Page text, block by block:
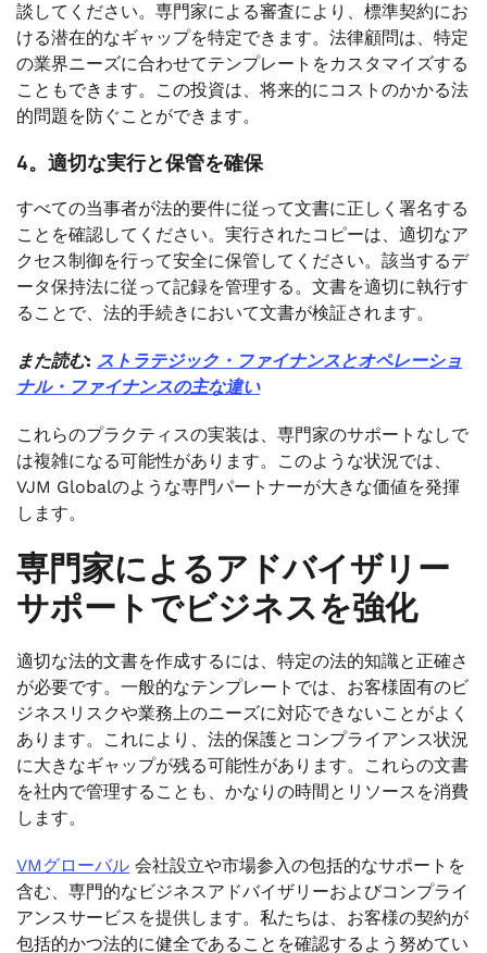
談してください。専門家による審査により、標準契約にお
ける潜在的なギャップを特定できます。法律顧問は、特定
の業界ニーズに合わせてテンプレートをカスタマイズする
こともできます。この投資は、将来的にコストのかかる法
的問題を防ぐことができます。
4。適切な実行と保管を確保
すべての当事者が法的要件に従って文書に正しく署名する
ことを確認してください。実行されたコピーは、適切なア
クセス制御を行って安全に保管してください。該当するデ
ータ保持法に従って記録を管理する。文書を適切に執行す
ることで、法的手続きにおいて文書が検証されます。
また読む: ストラテジック・ファイナンスとオペレーショ
ナル・ファイナンスの主な違い
これらのプラクティスの実装は、専門家のサポートなしで
は複雑になる可能性があります。このような状況では、
VJM Globalのような専門パートナーが大きな価値を発揮
します。
専門家によるアドバイザリー
サポートでビジネスを強化
適切な法的文書を作成するには、特定の法的知識と正確さ
が必要です。一般的なテンプレートでは、お客様固有のビ
ジネスリスクや業務上のニーズに対応できないことがよく
あります。これにより、法的保護とコンプライアンス状況
に大きなギャップが残る可能性があります。これらの文書
を社内で管理することも、かなりの時間とリソースを消費
します。
VMグローバル 会社設立や市場参入の包括的なサポートを
含む、専門的なビジネスアドバイザリーおよびコンプライ
アンスサービスを提供します。私たちは、お客様の契約が
包括的かつ法的に健全であることを確認するよう努めてい